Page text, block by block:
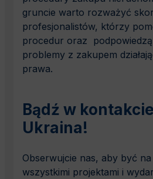
gruncie warto rozważyć
profesjonalistów, którzy
procedur oraz
problemy z zakupem
prawa.
Bądź w
Ukraina!
Obserwujcie nas, aby być
wszystkimi projektami i